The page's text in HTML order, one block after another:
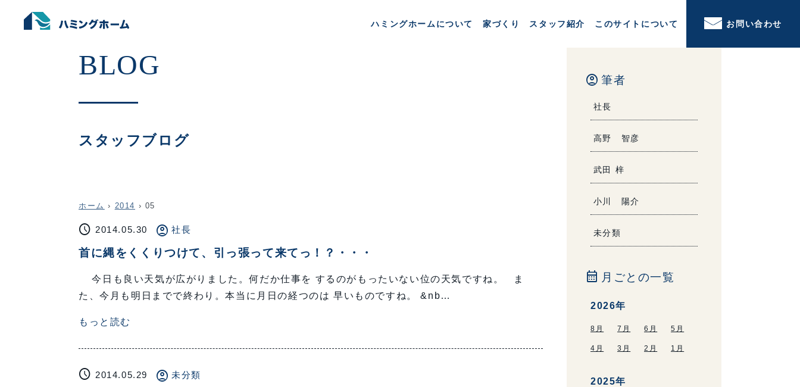
ハミングホームについて 家づくり スタッフ紹介 このサイトについて お問い合わせ
スタッフブログ
ホーム › 2014 › 05
schedule 2014.05.30 account_circle 社長
首に縄をくくりつけて、引っ張って来てっ！？・・・
今日も良い天気が広がりました。何だか仕事を するのがもったいない位の天気ですね。 ま
た、今月も明日までで終わり。本当に月日の経つのは 早いものですね。 &nb…
もっと読む
schedule 2014.05.29 account_circle 未分類
account_circle 筆者
社長
高野 智彦
武田 梓
小川 陽介
未分類
calendar_month 月ごとの一覧
2026年
8月 7月 6月 5月
4月 3月 2月 1月
2025年